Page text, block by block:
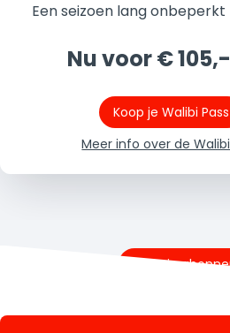
Een seizoen lang onbeperkt
Nu voor €
Koop je Walibi Pass
Meer info over de Walibi
Koop je